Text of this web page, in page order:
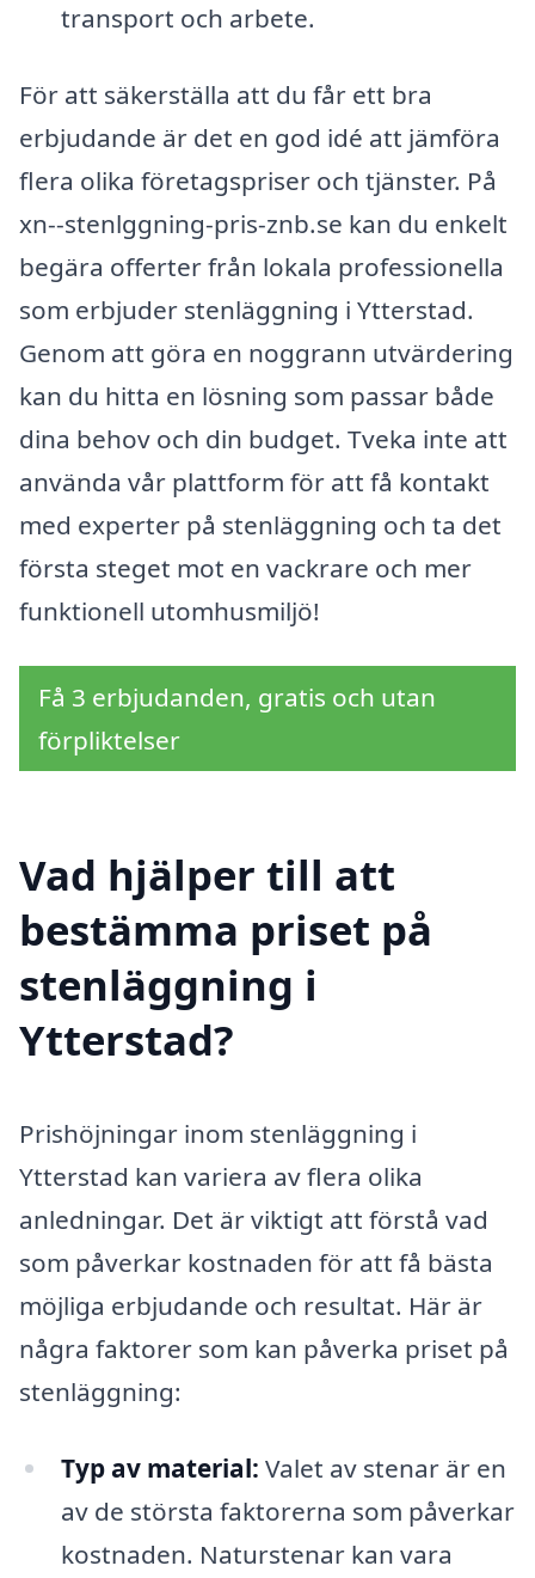
transport och arbete.
För att säkerställa att du får ett bra
erbjudande är det en god idé att jämföra
flera olika företagspriser och tjänster. På
xn--stenlggning-pris-znb.se kan du enkelt
begära offerter från lokala professionella
som erbjuder stenläggning i Ytterstad.
Genom att göra en noggrann utvärdering
kan du hitta en lösning som passar både
dina behov och din budget. Tveka inte att
använda vår plattform för att få kontakt
med experter på stenläggning och ta det
första steget mot en vackrare och mer
funktionell utomhusmiljö!
Få 3 erbjudanden, gratis och utan
förpliktelser
Vad hjälper till att
bestämma priset på
stenläggning i
Ytterstad?
Prishöjningar inom stenläggning i
Ytterstad kan variera av flera olika
anledningar. Det är viktigt att förstå vad
som påverkar kostnaden för att få bästa
möjliga erbjudande och resultat. Här är
några faktorer som kan påverka priset på
stenläggning:
Typ av material: Valet av stenar är en
av de största faktorerna som påverkar
kostnaden. Naturstenar kan vara